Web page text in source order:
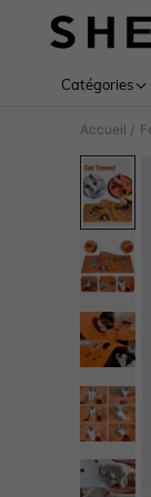
Catégories
Accueil /